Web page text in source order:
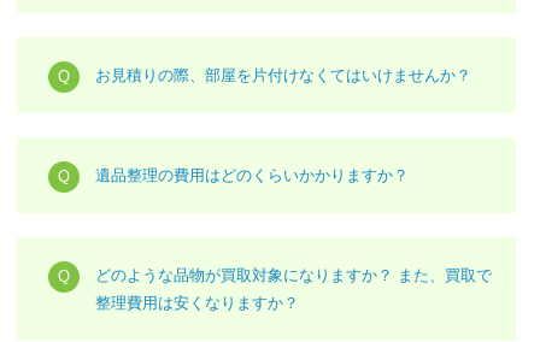
お見積りの際、部屋を片付けなくてはいけませんか？
遺品整理の費用はどのくらいかかりますか？
どのような品物が買取対象になりますか？ また、買取で
整理費用は安くなりますか？